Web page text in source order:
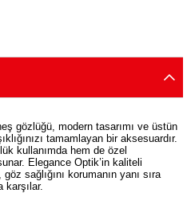
gözlüğü, modern tasarımı ve üstün
tamamlayan bir aksesuardır.
kullanımda hem de özel
Elegance Optik’in kaliteli
sağlığını korumanın yanı sıra